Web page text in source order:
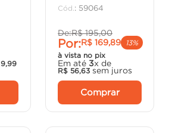
9,99
: 59064
De:R$ 195,00
Por:R$ 169,89
13%
à vista no pix
Em até 3x de
R$ 56,63 sem juros
Comprar